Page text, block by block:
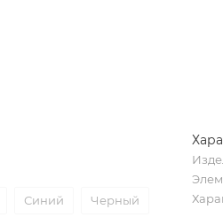
Синий Черный